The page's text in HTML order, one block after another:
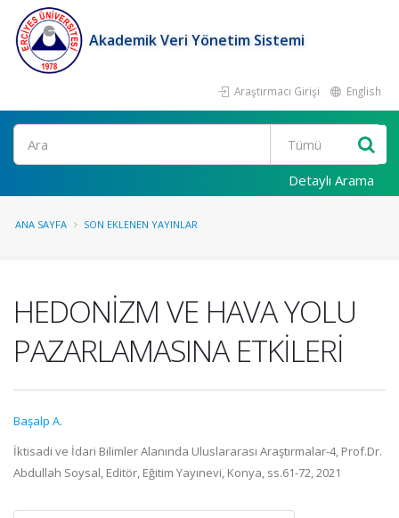
Akademik Veri Yönetim Sistemi
Araştırmacı Girişi English
Ara
Detaylı Arama
ANA SAYFA SON EKLENEN YAYINLAR
HEDONİZM VE HAVA YOLU
PAZARLAMASINA ETKİLERİ
Başalp A.
İktisadi ve İdari Bilimler Alanında Uluslararası Araştırmalar-4, Prof.Dr.
Abdullah Soysal, Editör, Eğitim Yayınevi, Konya, ss.61-72, 2021